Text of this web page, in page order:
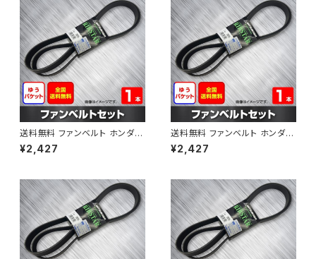
送料無料 ファンベルト ホンダ
ゼスト 型式JE1 H18.03～H24.
11 （国内トップメーカー） 1本 H
¥2,427
送料無料 ファンベルト ホンダ ラ
イフ 型式JB6 H15.09～H20.1
1 （国内トップメーカー） 1本 HA
¥2,427